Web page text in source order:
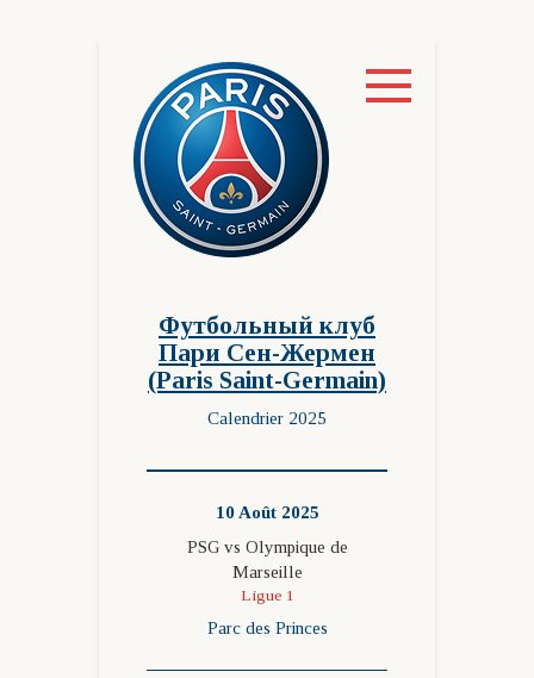
контенту
Футбольный клуб
Пари Сен-Жермен
(Paris Saint-Germain)
Calendrier 2025
10 Août 2025
PSG vs Olympique de
Marseille
Ligue 1
Parc des Princes